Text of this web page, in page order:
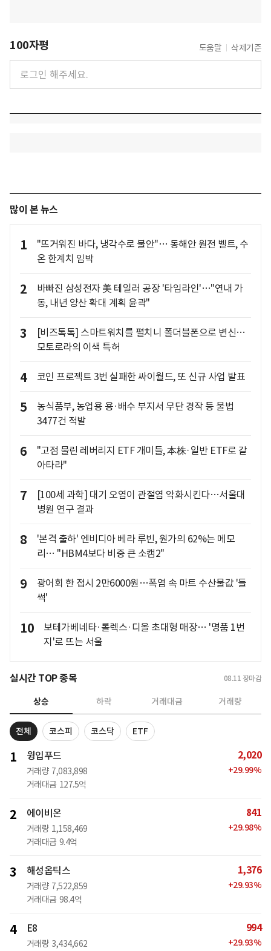
100자평 도움말 삭제기준
많이 본 뉴스
1
"뜨거워진 바다, 냉각수로 불안"… 동해안 원전 벨트, 수
온 한계치 임박
2
바빠진 삼성전자 美 테일러 공장 '타임라인'…"연내 가
동, 내년 양산 확대 계획 윤곽"
3
[비즈톡톡] 스마트워치를 펼치니 폴더블폰으로 변신…
모토로라의 이색 특허
4 코인 프로젝트 3번 실패한 싸이월드, 또 신규 사업 발표
5
농식품부, 농업용 용·배수 부지서 무단 경작 등 불법
3477건 적발
6
"고점 물린 레버리지 ETF 개미들, 本株·일반 ETF로 갈
아타라"
7
[100세 과학] 대기 오염이 관절염 악화시킨다…서울대
병원 연구 결과
8
'본격 출하' 엔비디아 베라 루빈, 원가의 62%는 메모
리… "HBM4보다 비중 큰 소캠2"
9
광어회 한 접시 2만6000원…폭염 속 마트 수산물값 '들
썩'
10
보테가베네타·롤렉스·디올 초대형 매장… '명품 1번
지'로 뜨는 서울
실시간 TOP 종목 08.11 장마감
상승 하락 거래대금 거래량
전체 코스피 코스닥 ETF
1 윙입푸드
거래량 7,083,898
거래대금 127.5억
2,020
+29.99%
2 에이비온
거래량 1,158,469
거래대금 9.4억
841
+29.98%
3 해성옵틱스
거래량 7,522,859
거래대금 98.4억
1,376
+29.93%
4 E8
거래량 3,434,662
994
+29.93%